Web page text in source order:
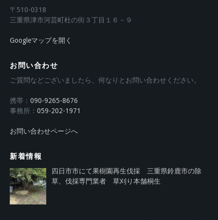
〒510-0318
三重県津市河芸町杜の街３丁目１６－９
Googleマップを開く
お問い合わせ
ご質問などございましたら、何なりとお問い合わせください。
携帯： 090-9265-8676
事務所： 059-202-1971
お問い合わせページへ
新着情報
四日市市にて果樹園再生伐採 三重県鈴鹿市の除
草、伐採専門業者 草刈り本舗桐生